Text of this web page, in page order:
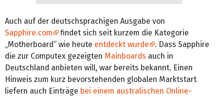
Auch auf der deutschsprachigen Ausgabe von
Sapphire.com
findet sich seit kurzem die Kategorie
„Motherboard“ wie heute entdeckt wurde
. Dass Sapphire
die zur Computex gezeigten Mainboards auch in
Deutschland anbieten will, war bereits bekannt. Einen
Hinweis zum kurz bevorstehenden globalen Marktstart
liefern auch Einträge bei einem australischen Online-